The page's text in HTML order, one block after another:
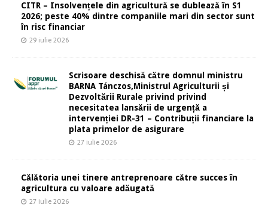
CITR – Insolvențele din agricultură se dublează în S1
2026; peste 40% dintre companiile mari din sector sunt
în risc financiar
29 iulie 2026
Scrisoare deschisă către domnul ministru
BARNA Tánczos,Ministrul Agriculturii și
Dezvoltării Rurale privind privind
necesitatea lansării de urgență a
intervenției DR-31 – Contribuții financiare la
plata primelor de asigurare
27 iulie 2026
Călătoria unei tinere antreprenoare către succes în
agricultura cu valoare adăugată
27 iulie 2026